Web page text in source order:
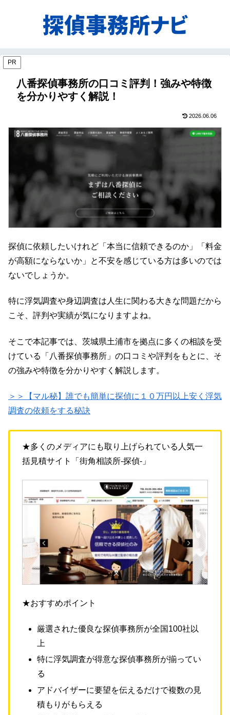
PR
八番探偵事務所の口コミ評判！強みや特徴
を分かりやすく解説！
2026.06.06
探偵に依頼したいけれど「本当に信頼できるのか」「料金
が高額にならないか」と不安を感じている方は多いのでは
ないでしょうか。
特に浮気調査や身辺調査は人生に関わる大きな問題だから
こそ、評判や実績が気になりますよね。
そこで本記事では、茨城県土浦市を拠点に多くの相談を受
けている「八番探偵事務所」の口コミや評判をもとに、そ
の強みや特徴を分かりやすく解説します。
＞＞【マル秘】誰でも簡単に探偵に１０万円以上安く浮気
調査の依頼をする秘訣
★多くのメディアにも取り上げられている人気一
括見積サイト「街角相談所-探偵-」
★おすすめポイント
厳選された優良な探偵事務所が全国100社以
上
特に浮気調査が得意な探偵事務所が揃ってい
る
アドバイザーに要望を伝えるだけで複数の見
積もりがもらえる